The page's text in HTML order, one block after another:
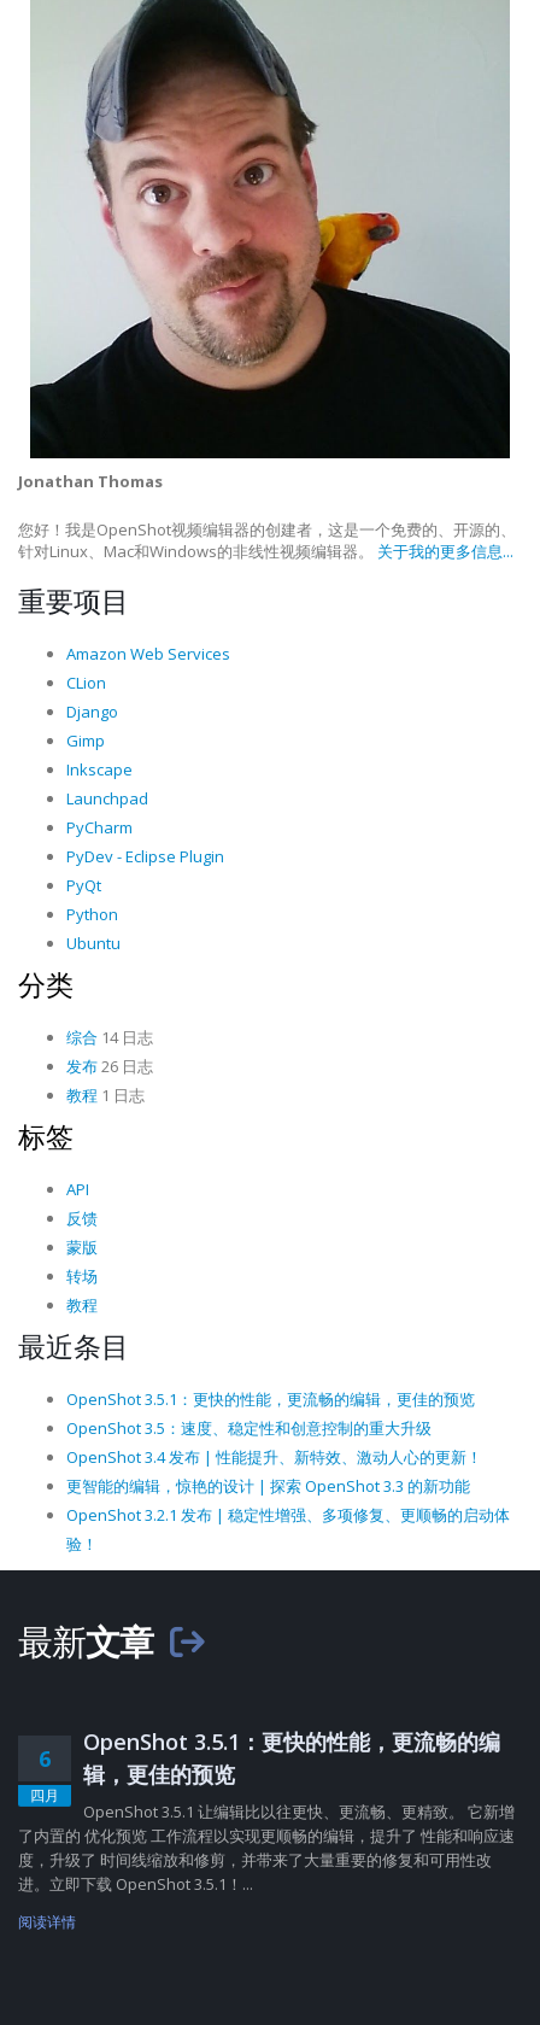
Jonathan Thomas
您好！我是OpenShot视频编辑器的创建者，这是一个免费的、开源的、
针对Linux、Mac和Windows的非线性视频编辑器。 关于我的更多信息...
重要项目
Amazon Web Services
CLion
Django
Gimp
Inkscape
Launchpad
PyCharm
PyDev - Eclipse Plugin
PyQt
Python
Ubuntu
分类
综合 14 日志
发布26 日志
教程 1 日志
标签
API
反馈
蒙版
转场
教程
最近条目
OpenShot 3.5.1：更快的性能，更流畅的编辑，更佳的预览
OpenShot 3.5：速度、稳定性和创意控制的重大升级
OpenShot 3.4 发布 | 性能提升、新特效、激动人心的更新！
更智能的编辑，惊艳的设计 | 探索 OpenShot 3.3 的新功能
OpenShot 3.2.1 发布 | 稳定性增强、多项修复、更顺畅的启动体
验！
最新文章
6
四月
OpenShot 3.5.1：更快的性能，更流畅的编
辑，更佳的预览
OpenShot 3.5.1 让编辑比以往更快、更流畅、更精致。 它新增
了内置的 优化预览 工作流程以实现更顺畅的编辑，提升了 性能和响应速
度，升级了 时间线缩放和修剪，并带来了大量重要的修复和可用性改
进。立即下载 OpenShot 3.5.1！...
阅读详情